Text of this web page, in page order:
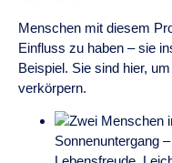
Menschen mit diesem
Einfluss zu haben – sie
Beispiel. Sie sind hier,
verkörpern.